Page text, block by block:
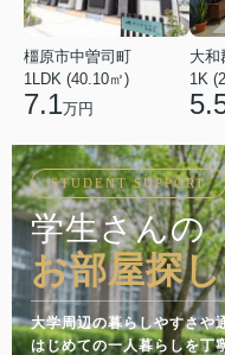
橿原市中曽司町
1LDK (40.10㎡)
7.1万円
大和
1K
STUDENT SUPPORT
学生さんの
お部屋探し
大学周辺の暮らしやすさや
はじめての一人暮らしを丁